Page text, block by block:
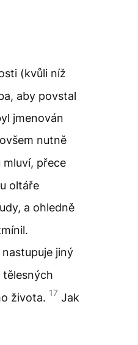
(kvůli níž
aby povstal
jmenován
nutně
mluví, přece
oltáře
a ohledně
jiný
tělesných
života. 17 Jak